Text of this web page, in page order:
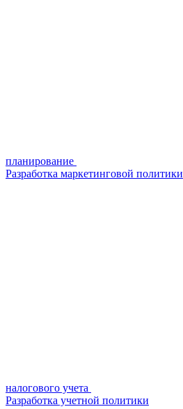
планирование
Разработка маркетинговой политики
налогового учета
Разработка учетной политики